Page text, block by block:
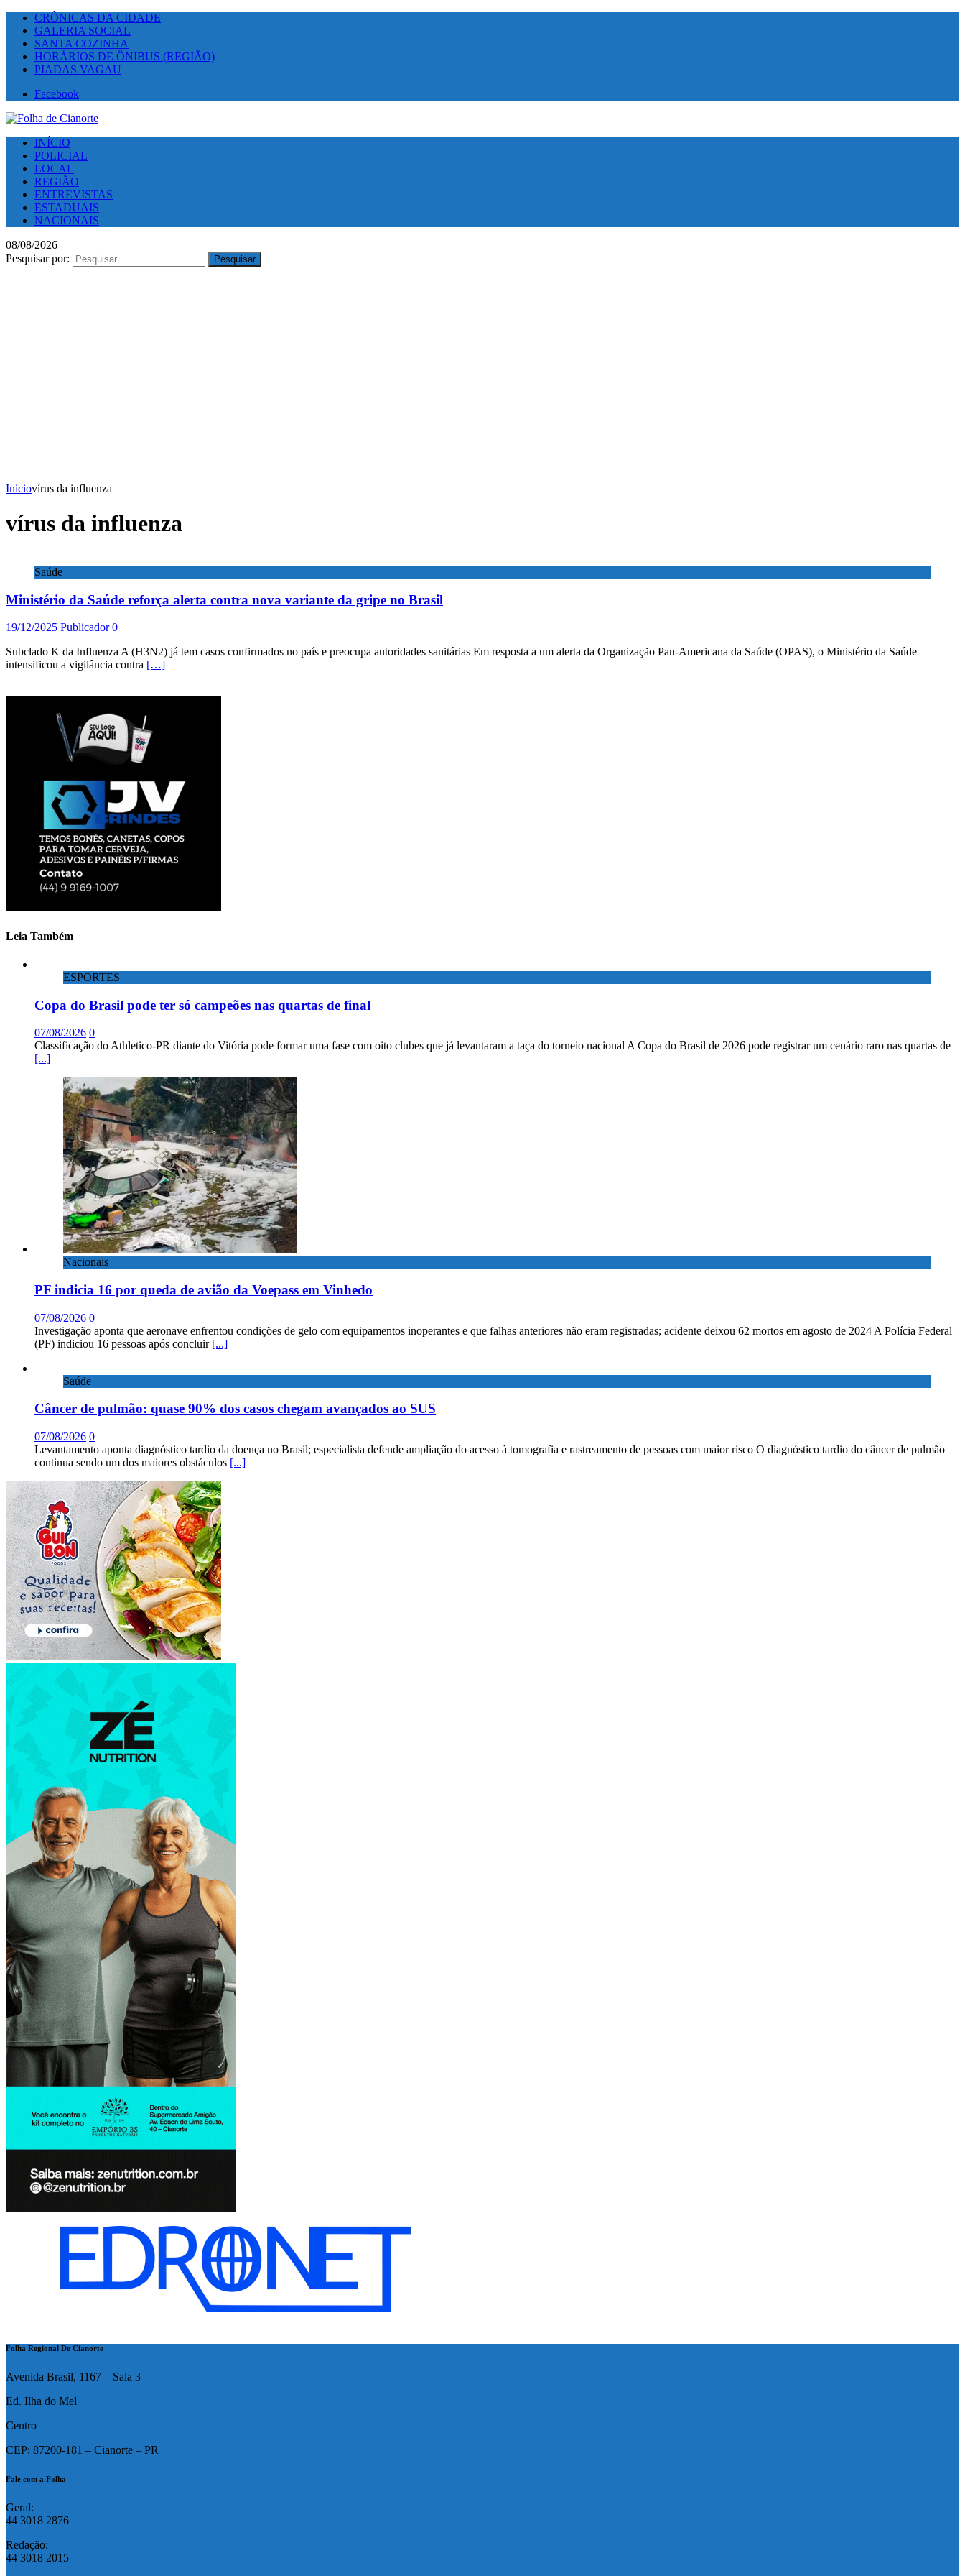
CRÔNICAS DA CIDADE
GALERIA SOCIAL
SANTA COZINHA
HORÁRIOS DE ÔNIBUS (REGIÃO)
PIADAS VAGAU
Facebook
INÍCIO
POLICIAL
LOCAL
REGIÃO
ENTREVISTAS
ESTADUAIS
NACIONAIS
08/08/2026
Pesquisar por:
Iníciovírus da influenza
vírus da influenza
Saúde
Ministério da Saúde reforça alerta contra nova variante da gripe no Brasil
19/12/2025 Publicador 0
Subclado K da Influenza A (H3N2) já tem casos confirmados no país e preocupa autoridades sanitárias Em resposta a um alerta da Organização Pan-Americana da Saúde (OPAS), o Ministério da Saúde
intensificou a vigilância contra […]
Leia Também
ESPORTES
Copa do Brasil pode ter só campeões nas quartas de final
07/08/2026 0
Classificação do Athletico-PR diante do Vitória pode formar uma fase com oito clubes que já levantaram a taça do torneio nacional A Copa do Brasil de 2026 pode registrar um cenário raro nas quartas de
[...]
Nacionais
PF indicia 16 por queda de avião da Voepass em Vinhedo
07/08/2026 0
Investigação aponta que aeronave enfrentou condições de gelo com equipamentos inoperantes e que falhas anteriores não eram registradas; acidente deixou 62 mortos em agosto de 2024 A Polícia Federal
(PF) indiciou 16 pessoas após concluir [...]
Saúde
Câncer de pulmão: quase 90% dos casos chegam avançados ao SUS
07/08/2026 0
Levantamento aponta diagnóstico tardio da doença no Brasil; especialista defende ampliação do acesso à tomografia e rastreamento de pessoas com maior risco O diagnóstico tardio do câncer de pulmão
continua sendo um dos maiores obstáculos [...]
Folha Regional De Cianorte
Avenida Brasil, 1167 – Sala 3
Ed. Ilha do Mel
Centro
CEP: 87200-181 – Cianorte – PR
Fale com a Folha
Geral:
44 3018 2876
Redação:
44 3018 2015